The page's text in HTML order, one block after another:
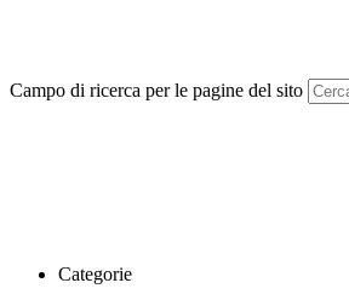
Campo di ricerca per le pagine del sito
Categorie